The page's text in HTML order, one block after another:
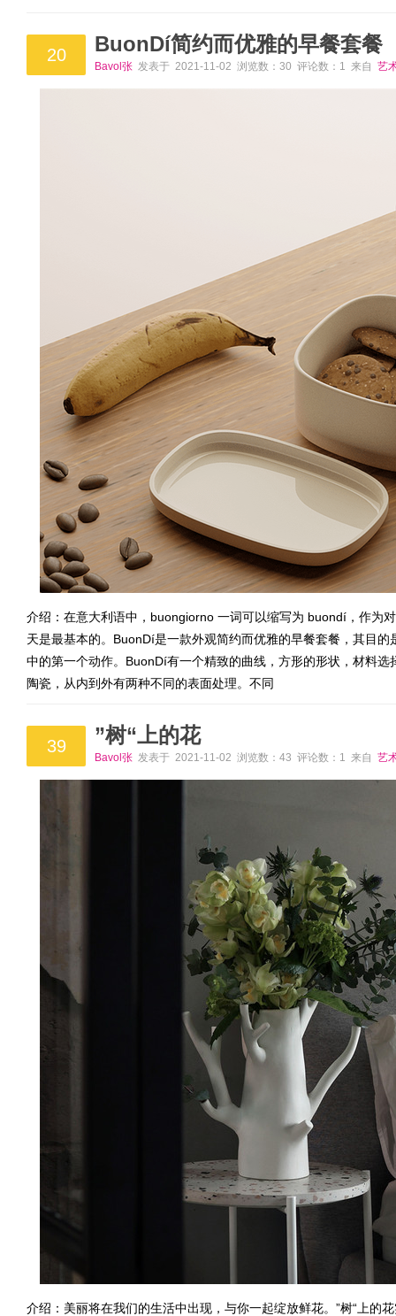
20 BuonDí简约而优雅的早餐套餐
Bavol张 发表于 2021-11-02 浏览数：30 评论数：1 来自 艺
介绍：在意大利语中，buongiorno 一词可以缩写为 buondí，作为
天是最基本的。BuonDí是一款外观简约而优雅的早餐套餐，其目
中的第一个动作。BuonDí有一个精致的曲线，方形的形状，材料
陶瓷，从内到外有两种不同的表面处理。不同
39 ”树“上的花
Bavol张 发表于 2021-11-02 浏览数：43 评论数：1 来自 艺
介绍：美丽将在我们的生活中出现，与你一起绽放鲜花。”树“上的